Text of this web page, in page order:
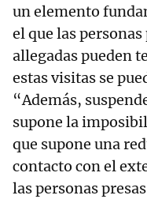
un elemento
el que las
allegadas pueden
estas visitas se
“Además,
supone la
que supone una
contacto con el
las personas